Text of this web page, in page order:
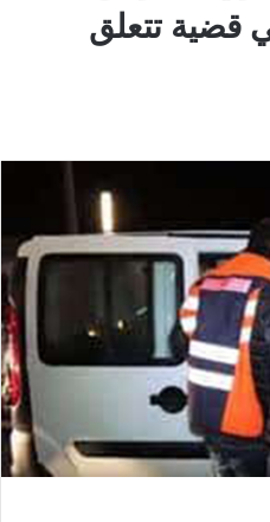
قضية تتعلق